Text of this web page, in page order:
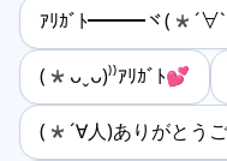
ｱﾘｶﾞﾄ━━━ヾ
(*ᴗˬᴗ)⁾⁾ｱﾘｶﾞﾄ💕
(*´∀人)ありがとう